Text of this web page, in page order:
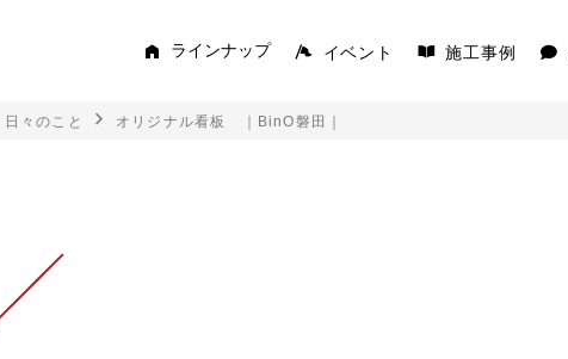
ラインナップ イベント 施工事例
日々のこと オリジナル看板 ｜BinO磐田｜